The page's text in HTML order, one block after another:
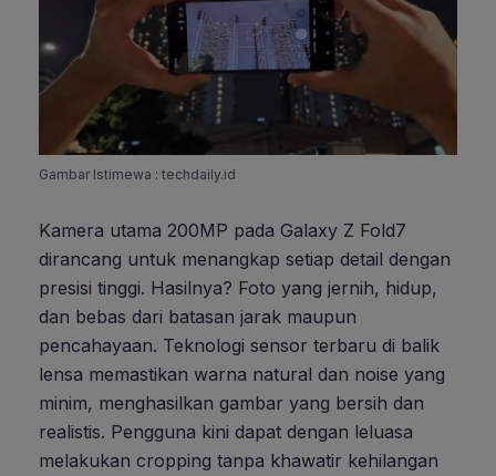
Gambar Istimewa : techdaily.id
Kamera utama 200MP pada Galaxy Z Fold7
dirancang untuk menangkap setiap detail dengan
presisi tinggi. Hasilnya? Foto yang jernih, hidup,
dan bebas dari batasan jarak maupun
pencahayaan. Teknologi sensor terbaru di balik
lensa memastikan warna natural dan noise yang
minim, menghasilkan gambar yang bersih dan
realistis. Pengguna kini dapat dengan leluasa
melakukan cropping tanpa khawatir kehilangan